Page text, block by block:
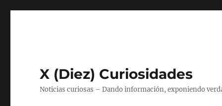
X (Diez) Curiosidades
Noticias curiosas – Dando información, exponiendo